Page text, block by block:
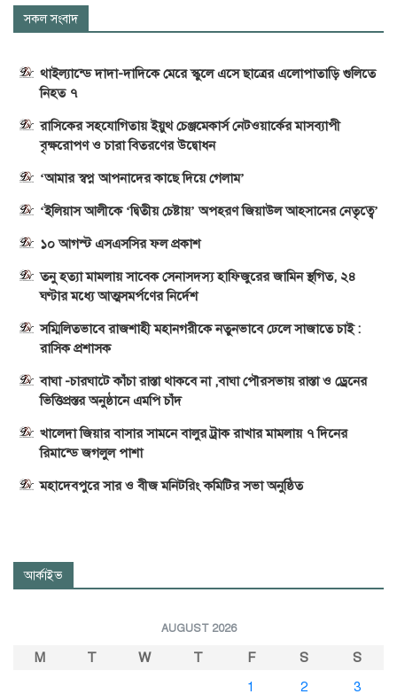
সকল সংবাদ
থাইল্যান্ডে দাদা-দাদিকে মেরে স্কুলে এসে ছাত্রের এলোপাতাড়ি গুলিতে
নিহত ৭
রাসিকের সহযোগিতায় ইয়ুথ চেঞ্জমেকার্স নেটওয়ার্কের মাসব্যাপী
বৃক্ষরোপণ ও চারা বিতরণের উদ্বোধন
‘আমার স্বপ্ন আপনাদের কাছে দিয়ে গেলাম’
‘ইলিয়াস আলীকে ‘দ্বিতীয় চেষ্টায়’ অপহরণ জিয়াউল আহসানের নেতৃত্বে’
১০ আগস্ট এসএসসির ফল প্রকাশ
তনু হত্যা মামলায় সাবেক সেনাসদস্য হাফিজুরের জামিন স্থগিত, ২৪
ঘণ্টার মধ্যে আত্মসমর্পণের নির্দেশ
সম্মিলিতভাবে রাজশাহী মহানগরীকে নতুনভাবে ঢেলে সাজাতে চাই :
রাসিক প্রশাসক
বাঘা -চারঘাটে কাঁচা রাস্তা থাকবে না ,বাঘা পৌরসভায় রাস্তা ও ড্রেনের
ভিত্তিপ্রস্তর অনুষ্ঠানে এমপি চাঁদ
খালেদা জিয়ার বাসার সামনে বালুর ট্রাক রাখার মামলায় ৭ দিনের
রিমান্ডে জগলুল পাশা
মহাদেবপুরে সার ও বীজ মনিটরিং কমিটির সভা অনুষ্ঠিত
আর্কাইভ
AUGUST 2026
M T W T F S
S
1
2 3